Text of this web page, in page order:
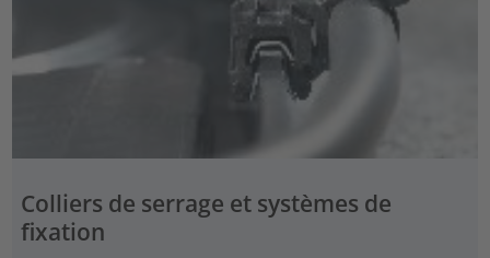
Colliers de serrage et systèmes de
fixation